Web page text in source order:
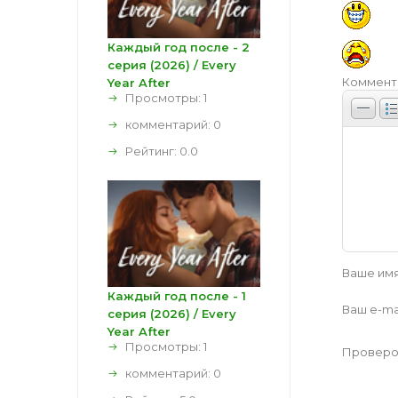
Ваше
Ваш e-
Каждый год после - 2
серия (2026) / Every
Year After
Просмотры: 1
комментарий: 0
Рейтинг: 0.0
Каждый год после - 1
серия (2026) / Every
Year After
Просмотры: 1
комментарий: 0